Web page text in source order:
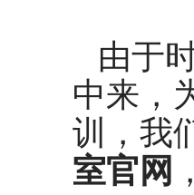
由于
中来，
训，我
室官网